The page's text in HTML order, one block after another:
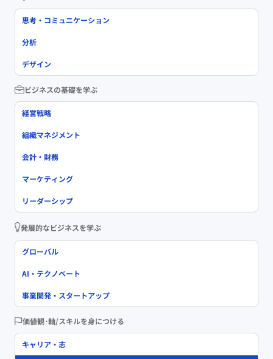
思考・コミュニケーション
分析
デザイン
ビジネスの基礎を学ぶ
経営戦略
組織マネジメント
会計・財務
マーケティング
リーダーシップ
発展的なビジネスを学ぶ
グローバル
AI・テクノベート
事業開発・スタートアップ
価値観･軸/スキルを身につける
キャリア・志